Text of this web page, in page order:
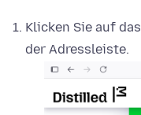
Klicken Sie auf das
der Adressleiste.